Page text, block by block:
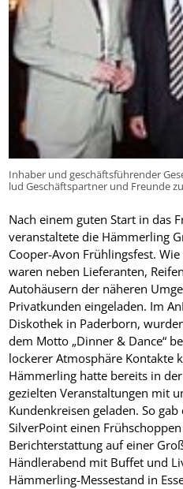
Inhaber und geschäftsführender
lud Geschäftspartner und Freunde
Nach einem guten Start in das
veranstaltete die Hämmerling
Cooper-Avon Frühlingsfest.
waren neben Lieferanten,
Autohäusern der näheren
Privatkunden eingeladen. Im
Diskothek in Paderborn,
dem Motto „Dinner & Dance“
lockerer Atmosphäre Kontakte
Hämmerling hatte bereits in
gezielten Veranstaltungen mit
Kundenkreisen geladen. So
SilverPoint einen
Berichterstattung auf einer
Händlerabend mit Buffet und
Hämmerling-Messestand in